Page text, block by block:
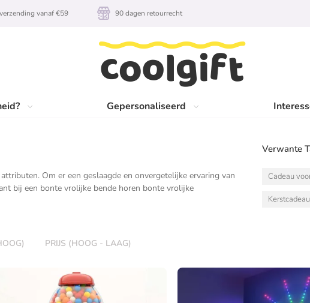
Gepersonaliseerd
vanaf €59 90 dagen retourrecht
Om er een geslaagde en onvergetelijke ervaring van
bij een bonte vrolijke bende horen bonte vrolijke
Verwante
Cadeau
Kerstcadeau
PRIJS (HOOG - LAAG)